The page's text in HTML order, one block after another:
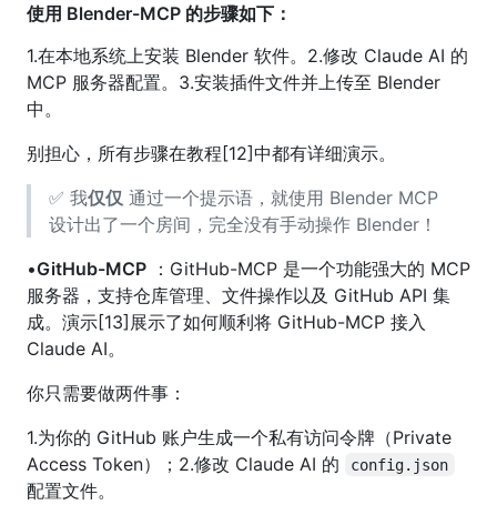
使用 Blender-MCP 的步骤如下：
1.在本地系统上安装 Blender 软件。2.修改 Claude AI 的
MCP 服务器配置。3.安装插件文件并上传至 Blender
中。
别担心，所有步骤在教程[12]中都有详细演示。
✅ 我仅仅 通过一个提示语，就使用 Blender MCP
设计出了一个房间，完全没有手动操作 Blender！
•GitHub-MCP ：GitHub-MCP 是一个功能强大的 MCP
服务器，支持仓库管理、文件操作以及 GitHub API 集
成。演示[13]展示了如何顺利将 GitHub-MCP 接入
Claude AI。
你只需要做两件事：
1.为你的 GitHub 账户生成一个私有访问令牌（Private
Access Token）；2.修改 Claude AI 的
config.json
配置文件。